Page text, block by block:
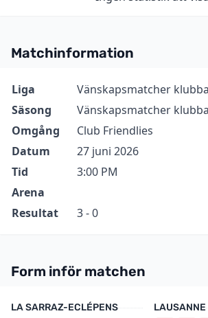
Matchinformation
InformationVärde
Liga
Vänskapsmatcher
Säsong
Vänskapsmatcher
Omgång
Club Friendlies
Datum
27 juni 2026
Tid
3:00 PM
Arena
Resultat
3 - 0
Form inför matchen
LA SARRAZ-ECLÉPENS LAUSANNE